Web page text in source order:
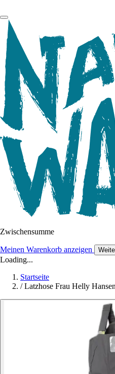
Zwischensumme
Meinen Warenkorb anzeigen
Loading...
Startseite
/ Latzhose Frau Helly